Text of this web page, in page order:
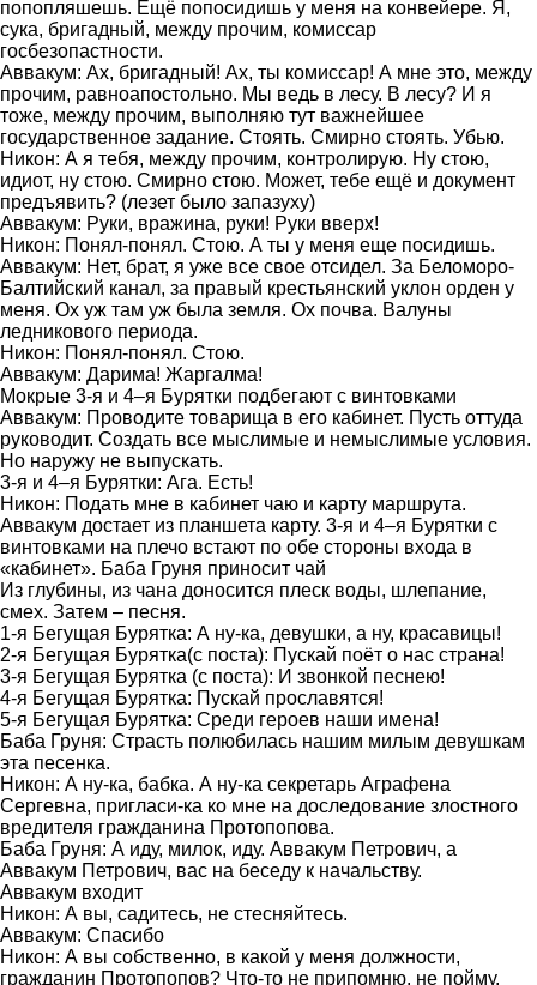
попопляшешь. Ещё попосидишь у меня на конвейере. Я,
сука, бригадный, между прочим, комиссар
госбезопастности.
Аввакум: Ах, бригадный! Ах, ты комиссар! А мне это, между
прочим, равноапостольно. Мы ведь в лесу. В лесу? И я
тоже, между прочим, выполняю тут важнейшее
государственное задание. Стоять. Смирно стоять. Убью.
Никон: А я тебя, между прочим, контролирую. Ну стою,
идиот, ну стою. Смирно стою. Может, тебе ещё и документ
предъявить? (лезет было запазуху)
Аввакум: Руки, вражина, руки! Руки вверх!
Никон: Понял-понял. Стою. А ты у меня еще посидишь.
Аввакум: Нет, брат, я уже все свое отсидел. За Беломоро-
Балтийский канал, за правый крестьянский уклон орден у
меня. Ох уж там уж была земля. Ох почва. Валуны
ледникового периода.
Никон: Понял-понял. Стою.
Аввакум: Дарима! Жаргалма!
Мокрые 3-я и 4–я Бурятки подбегают с винтовками
Аввакум: Проводите товарища в его кабинет. Пусть оттуда
руководит. Создать все мыслимые и немыслимые условия.
Но наружу не выпускать.
3-я и 4–я Бурятки: Ага. Есть!
Никон: Подать мне в кабинет чаю и карту маршрута.
Аввакум достает из планшета карту. 3-я и 4–я Бурятки с
винтовками на плечо встают по обе стороны входа в
«кабинет». Баба Груня приносит чай
Из глубины, из чана доносится плеск воды, шлепание,
смех. Затем – песня.
1-я Бегущая Бурятка: А ну-ка, девушки, а ну, красавицы!
2-я Бегущая Бурятка(с поста): Пускай поёт о нас страна!
3-я Бегущая Бурятка (с поста): И звонкой песнею!
4-я Бегущая Бурятка: Пускай прославятся!
5-я Бегущая Бурятка: Среди героев наши имена!
Баба Груня: Страсть полюбилась нашим милым девушкам
эта песенка.
Никон: А ну-ка, бабка. А ну-ка секретарь Аграфена
Сергевна, пригласи-ка ко мне на доследование злостного
вредителя гражданина Протопопова.
Баба Груня: А иду, милок, иду. Аввакум Петрович, а
Аввакум Петрович, вас на беседу к начальству.
Аввакум входит
Никон: А вы, садитесь, не стесняйтесь.
Аввакум: Спасибо
Никон: А вы собственно, в какой у меня должности,
гражданин Протопопов? Что-то не припомню, не пойму.